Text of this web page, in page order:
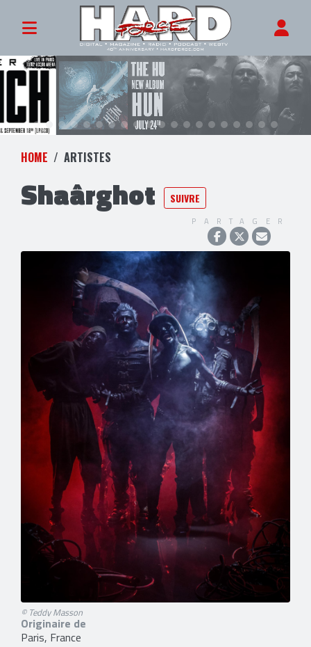
HOME ARTISTES
Shaârghot SUIVRE
PARTAGER
© Teddy Masson
Originaire de
Paris, France